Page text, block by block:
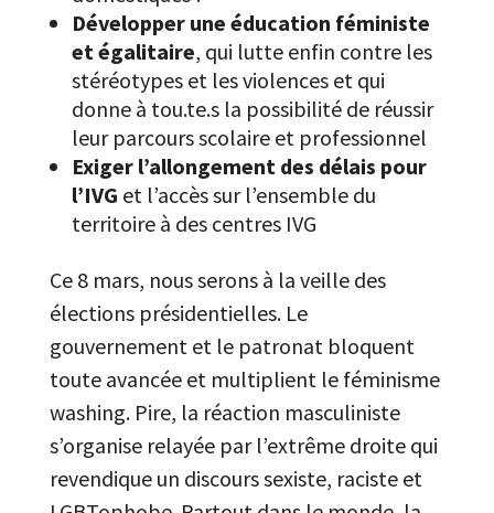
Développer une éducation féministe
et égalitaire, qui lutte enfin contre les
stéréotypes et les violences et qui
donne à tou.te.s la possibilité de réussir
leur parcours scolaire et professionnel
Exiger l’allongement des délais pour
l’IVG et l’accès sur l’ensemble du
territoire à des centres IVG
Ce 8 mars, nous serons à la veille des
élections présidentielles. Le
gouvernement et le patronat bloquent
toute avancée et multiplient le féminisme
washing. Pire, la réaction masculiniste
s’organise relayée par l’extrême droite qui
revendique un discours sexiste, raciste et